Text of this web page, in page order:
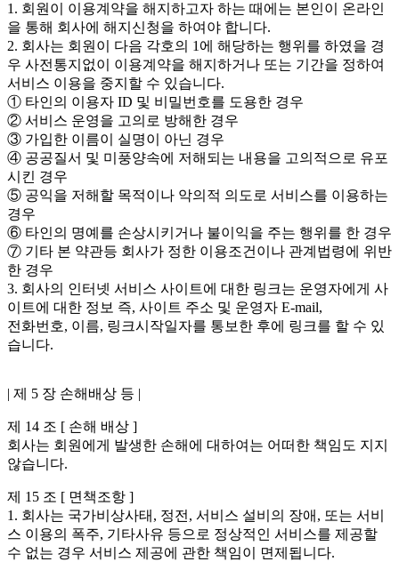
1. 회원이 이용계약을 해지하고자 하는 때에는 본인이 온라인
을 통해 회사에 해지신청을 하여야 합니다.
2. 회사는 회원이 다음 각호의 1에 해당하는 행위를 하였을 경
우 사전통지없이 이용계약을 해지하거나 또는 기간을 정하여
서비스 이용을 중지할 수 있습니다.
① 타인의 이용자 ID 및 비밀번호를 도용한 경우
② 서비스 운영을 고의로 방해한 경우
③ 가입한 이름이 실명이 아닌 경우
④ 공공질서 및 미풍양속에 저해되는 내용을 고의적으로 유포
시킨 경우
⑤ 공익을 저해할 목적이나 악의적 의도로 서비스를 이용하는
경우
⑥ 타인의 명예를 손상시키거나 불이익을 주는 행위를 한 경우
⑦ 기타 본 약관등 회사가 정한 이용조건이나 관계법령에 위반
한 경우
3. 회사의 인터넷 서비스 사이트에 대한 링크는 운영자에게 사
이트에 대한 정보 즉, 사이트 주소 및 운영자 E-mail,
전화번호, 이름, 링크시작일자를 통보한 후에 링크를 할 수 있
습니다.
| 제 5 장 손해배상 등 |
제 14 조 [ 손해 배상 ]
회사는 회원에게 발생한 손해에 대하여는 어떠한 책임도 지지
않습니다.
제 15 조 [ 면책조항 ]
1. 회사는 국가비상사태, 정전, 서비스 설비의 장애, 또는 서비
스 이용의 폭주, 기타사유 등으로 정상적인 서비스를 제공할
수 없는 경우 서비스 제공에 관한 책임이 면제됩니다.